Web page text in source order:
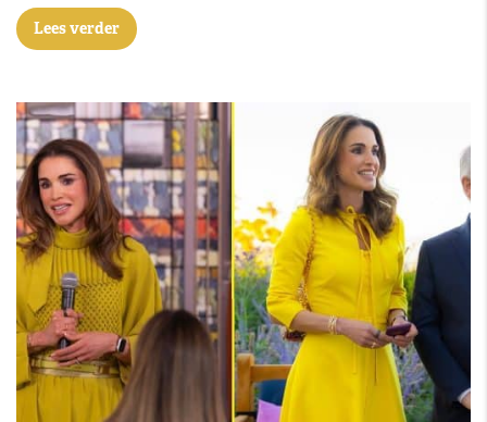
Lees verder